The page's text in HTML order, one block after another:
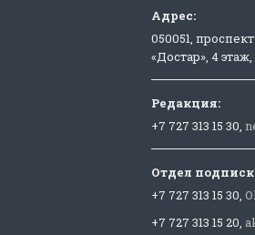
Адрес:
050051,
«Достар», 4
Редакция:
+7 727 313 15 30,
Отдел
+7 727 313 15 30,
+7 727 313 15 20,